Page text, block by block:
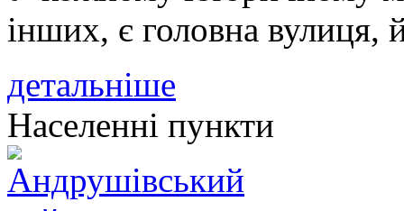
інших, є головна вулиця,
детальніше
Населенні пункти